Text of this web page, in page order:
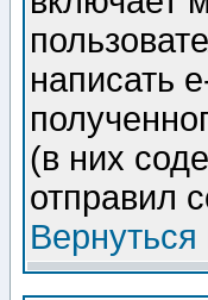
написать
(в них
отправил
Вернуться